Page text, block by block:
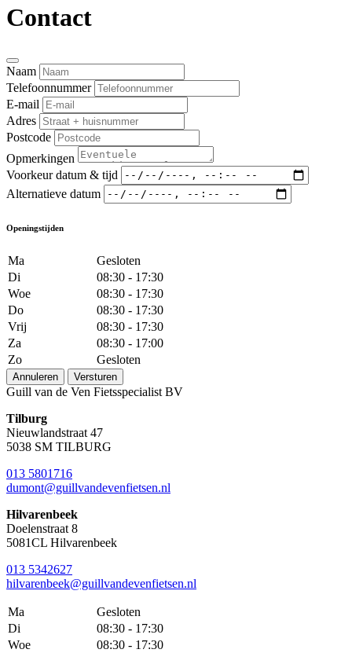
Contact
Naam
Telefoonnummer
E-mail
Adres
Postcode
Opmerkingen
Voorkeur datum & tijd
Alternatieve datum
Openingstijden
Ma
Gesloten
Di
08:30 - 17:30
Woe
08:30 - 17:30
Do
08:30 - 17:30
Vrij
08:30 - 17:30
Za
08:30 - 17:00
Zo
Gesloten
Annuleren Versturen
Guill van de Ven Fietsspecialist BV
Tilburg
Nieuwlandstraat 47
5038 SM TILBURG
013 5801716
dumont@guillvandevenfietsen.nl
Hilvarenbeek
Doelenstraat 8
5081CL Hilvarenbeek
013 5342627
hilvarenbeek@guillvandevenfietsen.nl
Ma
Gesloten
Di
08:30 - 17:30
Woe
08:30 - 17:30